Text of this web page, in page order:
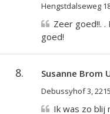
Hengstdalseweg
Zeer goed!!.
goed!
8. Susanne Brom
Debussyhof 3,
Ik was zo blij